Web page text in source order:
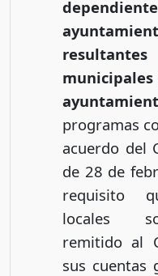
programas
acuerdo del
de 28 de
requisito
locales
remitido al
sus cuentas